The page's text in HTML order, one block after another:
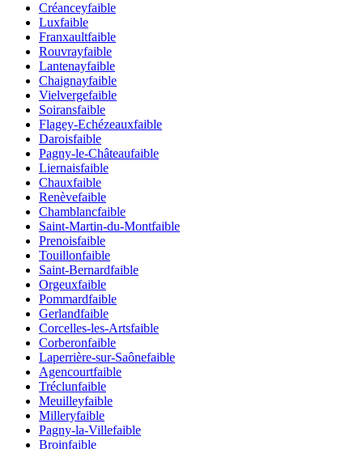
Créanceyfaible
Luxfaible
Franxaultfaible
Rouvrayfaible
Lantenayfaible
Chaignayfaible
Vielvergefaible
Soiransfaible
Flagey-Echézeauxfaible
Daroisfaible
Pagny-le-Châteaufaible
Liernaisfaible
Chauxfaible
Renèvefaible
Chamblancfaible
Saint-Martin-du-Montfaible
Prenoisfaible
Touillonfaible
Saint-Bernardfaible
Orgeuxfaible
Pommardfaible
Gerlandfaible
Corcelles-les-Artsfaible
Corberonfaible
Laperrière-sur-Saônefaible
Agencourtfaible
Tréclunfaible
Meuilleyfaible
Milleryfaible
Pagny-la-Villefaible
Broinfaible